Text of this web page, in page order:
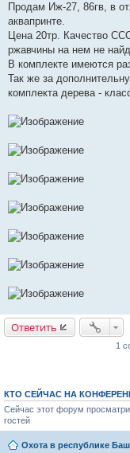
о
б
е
н
е
Продам Иж-27, 86гв, в
аквапринте.
Цена 20тр. Качество
ржавчины на нем не
В комплекте имеются
Так же за
комплекта дерева -
Ответить
1
КТО СЕЙЧАС НА
Сейчас этот форум
гостей
Охота в республике